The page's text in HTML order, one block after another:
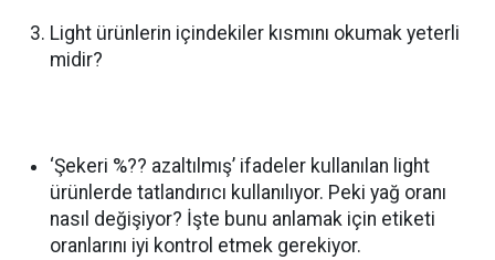
Light ürünlerin içindekiler kısmını okumak yeterli
midir?
‘Şekeri %?? azaltılmış’ ifadeler kullanılan light
ürünlerde tatlandırıcı kullanılıyor. Peki yağ oranı
nasıl değişiyor? İşte bunu anlamak için etiketi
oranlarını iyi kontrol etmek gerekiyor.